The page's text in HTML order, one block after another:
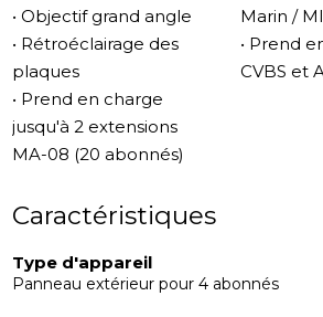
• Objectif grand angle
• Rétroéclairage des
plaques
• Prend en charge
jusqu'à 2 extensions
MA-08 (20 abonnés)
Marin /
• Prend
CVBS et
Caractéristiques
Type d'appareil
Panneau extérieur pour 4 abonnés